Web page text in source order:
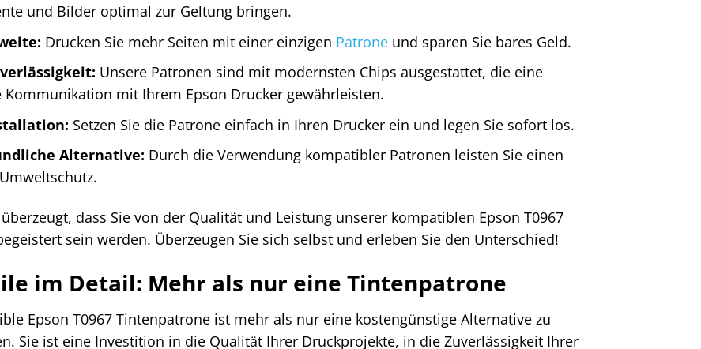
und Bilder optimal zur Geltung bringen.
Drucken Sie mehr Seiten mit einer einzigen Patroneund sparen Sie bares Geld.
Unsere Patronen sind mit modernsten Chips ausgestattet, die eine
Kommunikation mit Ihrem Epson Drucker gewährleisten.
Setzen Sie die Patrone einfach in Ihren Drucker ein und legen Sie sofort los.
Alternative: Durch die Verwendung kompatibler Patronen leisten Sie einen
dass Sie von der Qualität und Leistung unserer kompatiblen Epson T0967
sein werden. Überzeugen Sie sich selbst und erleben Sie den Unterschied!
im Detail: Mehr als nur eine Tintenpatrone
Epson T0967 Tintenpatrone ist mehr als nur eine kostengünstige Alternative zu
Sie ist eine Investition in die Qualität Ihrer Druckprojekte, in die Zuverlässigkeit Ihrer